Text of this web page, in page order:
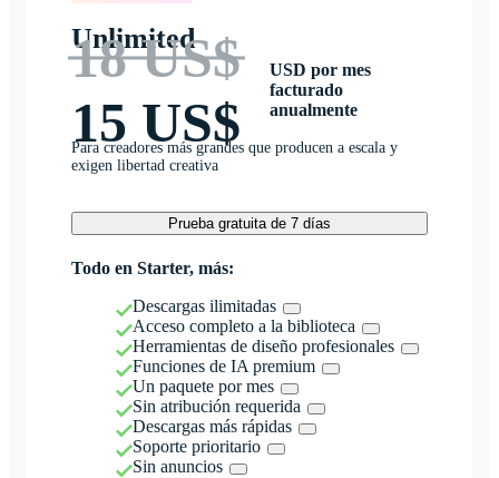
Unlimited
18 US$
15 US$
USD por mes
facturado
anualmente
Para creadores más grandes que producen a escala y
exigen libertad creativa
Prueba gratuita de 7 días
Todo en Starter, más:
Descargas ilimitadas
Acceso completo a la biblioteca
Herramientas de diseño profesionales
Funciones de IA premium
Un paquete por mes
Sin atribución requerida
Descargas más rápidas
Soporte prioritario
Sin anuncios